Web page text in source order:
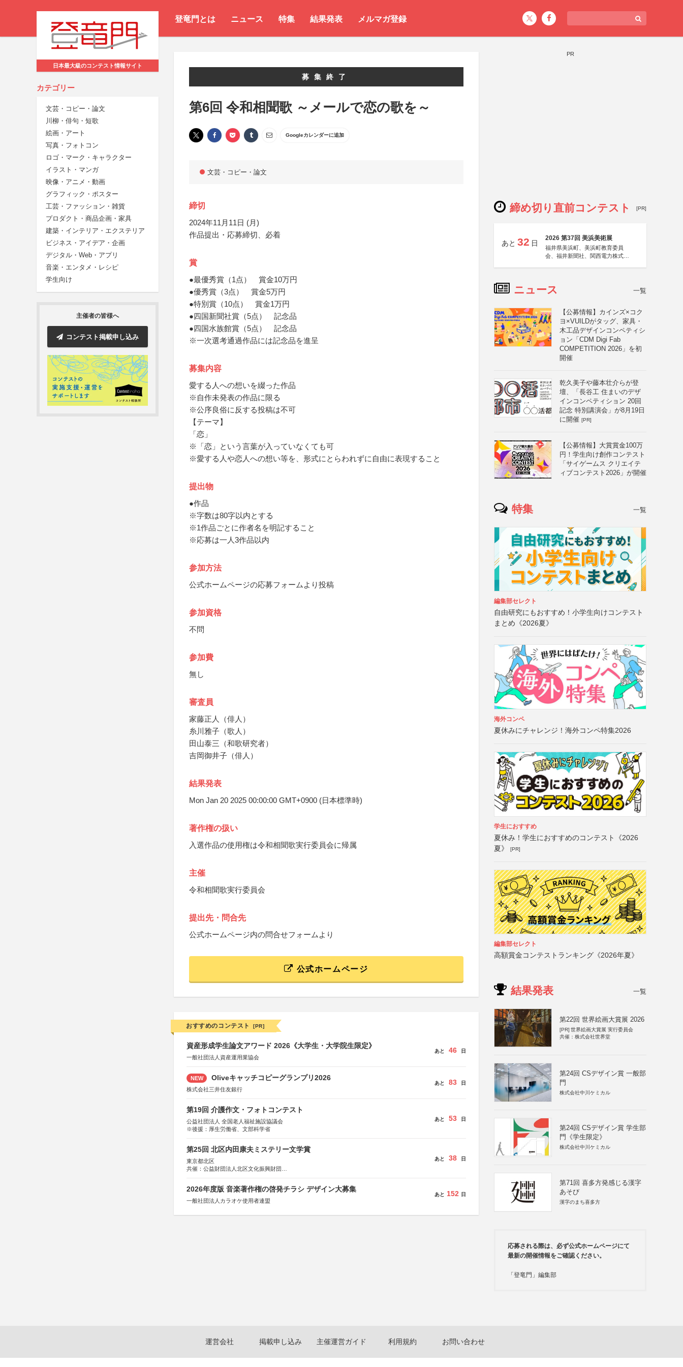
登竜門とは ニュース 特集 結果発表 メルマガ登録
日本最大級のコンテスト情報サイト
カテゴリー
文芸・コピー・論文
川柳・俳句・短歌
絵画・アート
写真・フォトコン
ロゴ・マーク・キャラクター
イラスト・マンガ
映像・アニメ・動画
グラフィック・ポスター
工芸・ファッション・雑貨
プロダクト・商品企画・家具
建築・インテリア・エクステリア
ビジネス・アイデア・企画
デジタル・Web・アプリ
音楽・エンタメ・レシピ
学生向け
主催者の皆様へ
コンテスト掲載申し込み
募集終了
第6回 令和相聞歌 ～メールで恋の歌を～
Googleカレンダーに追加
文芸・コピー・論文
締切
2024年11月11日 (月)
作品提出・応募締切、必着
賞
●最優秀賞（1点） 賞金10万円
●優秀賞（3点） 賞金5万円
●特別賞（10点） 賞金1万円
●四国新聞社賞（5点） 記念品
●四国水族館賞（5点） 記念品
※一次選考通過作品には記念品を進呈
募集内容
愛する人への想いを綴った作品
※自作未発表の作品に限る
※公序良俗に反する投稿は不可
【テーマ】
「恋」
※「恋」という言葉が入っていなくても可
※愛する人や恋人への想い等を、形式にとらわれずに自由に表現すること
提出物
●作品
※字数は80字以内とする
※1作品ごとに作者名を明記すること
※応募は一人3作品以内
参加方法
公式ホームページの応募フォームより投稿
参加資格
不問
参加費
無し
審査員
家藤正人（俳人）
糸川雅子（歌人）
田山泰三（和歌研究者）
吉岡御井子（俳人）
結果発表
Mon Jan 20 2025 00:00:00 GMT+0900 (日本標準時)
著作権の扱い
入選作品の使用権は令和相聞歌実行委員会に帰属
主催
令和相聞歌実行委員会
提出先・問合先
公式ホームページ内の問合せフォームより
公式ホームページ
おすすめのコンテスト [PR]
資産形成学生論文アワード 2026《大学生・大学院生限定》
一般社団法人資産運用業協会
あと 46 日
NEW Oliveキャッチコピーグランプリ2026
株式会社三井住友銀行
あと 83 日
第19回 介護作文・フォトコンテスト
公益社団法人 全国老人福祉施設協議会
※後援：厚生労働省、文部科学省
あと 53 日
第25回 北区内田康夫ミステリー文学賞
東京都北区
共催：公益財団法人北区文化振興財団
協賛：株式会社実業之日本社
あと 38 日
2026年度版 音楽著作権の啓発チラシ デザイン大募集
一般社団法人カラオケ使用者連盟
あと 152 日
PR
締め切り直前コンテスト [PR]
あと 32 日
2026 第37回 美浜美術展
福井県美浜町、美浜町教育委員
会、福井新聞社、関西電力株式会
ニュース 一覧
【公募情報】カインズ×コク
ヨ×VUILDがタッグ、家具・
木工品デザインコンペティシ
ョン「CDM Digi Fab
COMPETITION 2026」を初
開催
乾久美子や藤本壮介らが登
壇、「長谷工 住まいのデザ
インコンペティション 20回
記念 特別講演会」が8月19日
に開催 [PR]
【公募情報】大賞賞金100万
円！学生向け創作コンテスト
「サイゲームス クリエイテ
ィブコンテスト2026」が開催
特集 一覧
編集部セレクト
自由研究にもおすすめ！小学生向けコンテスト
まとめ《2026夏》
海外コンペ
夏休みにチャレンジ！海外コンペ特集2026
学生におすすめ
夏休み！学生におすすめのコンテスト《2026
夏》
[PR]
編集部セレクト
高額賞金コンテストランキング《2026年夏》
結果発表 一覧
第22回 世界絵画大賞展 2026
[PR] 世界絵画大賞展 実行委員会
共催：株式会社世界堂
第24回 CSデザイン賞 一般部
門
株式会社中川ケミカル
第24回 CSデザイン賞 学生部
門《学生限定》
株式会社中川ケミカル
第71回 喜多方発感じる漢字
あそび
漢字のまち喜多方
応募される際は、必ず公式ホームページにて
最新の開催情報をご確認ください。
「登竜門」編集部
運営会社 掲載申し込み 主催運営ガイド 利用規約 お問い合わせ